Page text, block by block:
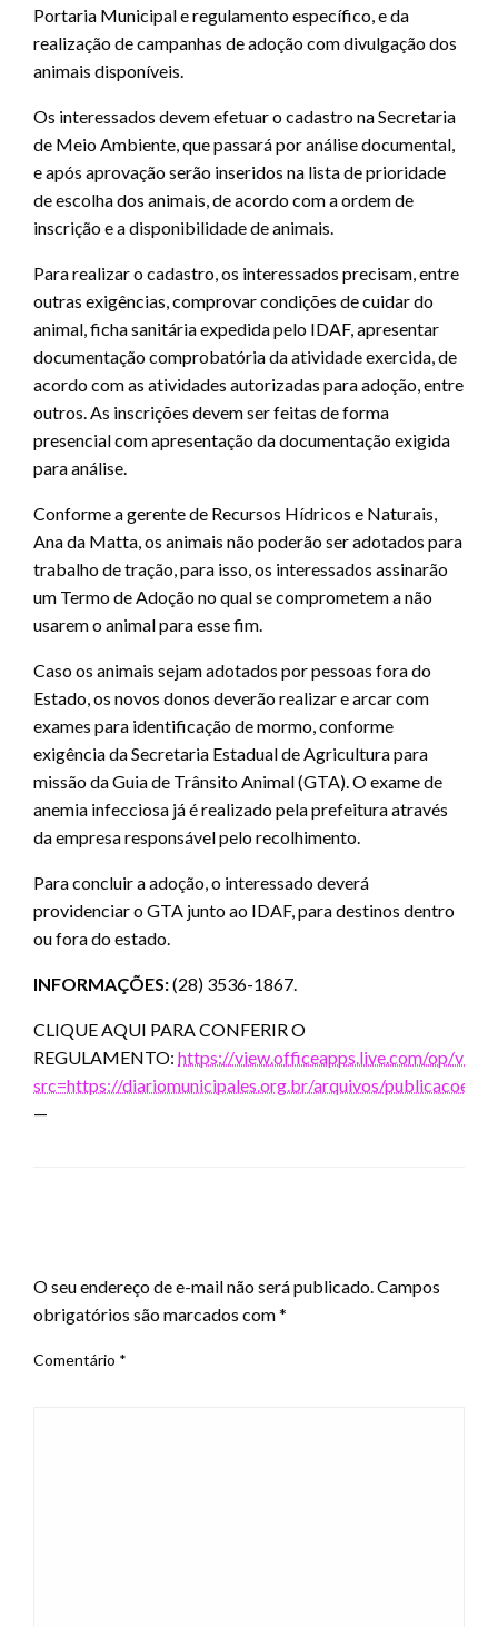
Portaria Municipal e regulamento específico, e da
realização de campanhas de adoção com divulgação dos
animais disponíveis.
Os interessados devem efetuar o cadastro na Secretaria
de Meio Ambiente, que passará por análise documental,
e após aprovação serão inseridos na lista de prioridade
de escolha dos animais, de acordo com a ordem de
inscrição e a disponibilidade de animais.
Para realizar o cadastro, os interessados precisam, entre
outras exigências, comprovar condições de cuidar do
animal, ficha sanitária expedida pelo IDAF, apresentar
documentação comprobatória da atividade exercida, de
acordo com as atividades autorizadas para adoção, entre
outros. As inscrições devem ser feitas de forma
presencial com apresentação da documentação exigida
para análise.
Conforme a gerente de Recursos Hídricos e Naturais,
Ana da Matta, os animais não poderão ser adotados para
trabalho de tração, para isso, os interessados assinarão
um Termo de Adoção no qual se comprometem a não
usarem o animal para esse fim.
Caso os animais sejam adotados por pessoas fora do
Estado, os novos donos deverão realizar e arcar com
exames para identificação de mormo, conforme
exigência da Secretaria Estadual de Agricultura para
missão da Guia de Trânsito Animal (GTA). O exame de
anemia infecciosa já é realizado pela prefeitura através
da empresa responsável pelo recolhimento.
Para concluir a adoção, o interessado deverá
providenciar o GTA junto ao IDAF, para destinos dentro
ou fora do estado.
INFORMAÇÕES:(28) 3536-1867.
CLIQUE AQUI PARA CONFERIR O
REGULAMENTO: https://view.officeapps.live.com/op/
src=https://diariomunicipales.org.br/arquivos/publicacoes/
—
O seu endereço de e-mail não será publicado.Campos
obrigatórios são marcados com*
Comentário *